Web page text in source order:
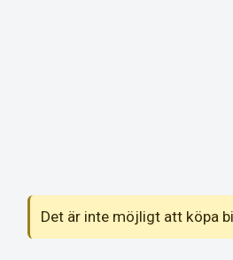
Det är inte möjligt att köpa